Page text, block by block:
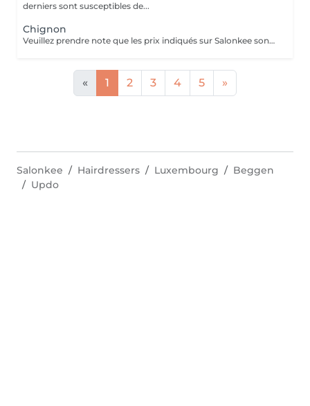
derniers sont susceptibles de...
Chignon
Veuillez prendre note que les prix indiqués sur Salonkee sont communiqués à titre informatif et s'entendent de base. Ces derniers sont susceptibles de varier selon le diagnostic réalisé à votre arrivée au salon et l'expertise du professionnel à qui vous confiez votre beauté. Dans tous les cas, un devis précis vous sera proposé et toutes réalisations de prestations seront effectuées avec votre accord.
« 1 2 3 4 5 »
Salonkee Hairdressers Luxembourg
Beggen
Updo